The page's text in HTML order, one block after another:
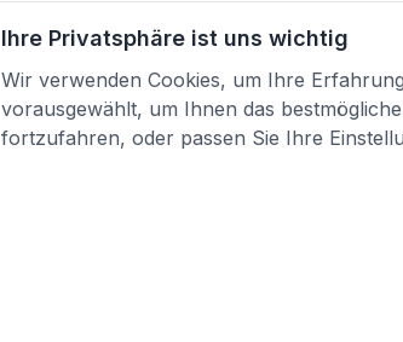
Ihre Privatsphäre ist uns wichtig
Wir verwenden Cookies, um Ihre
vorausgewählt, um Ihnen das
fortzufahren, oder passen Sie Ihre